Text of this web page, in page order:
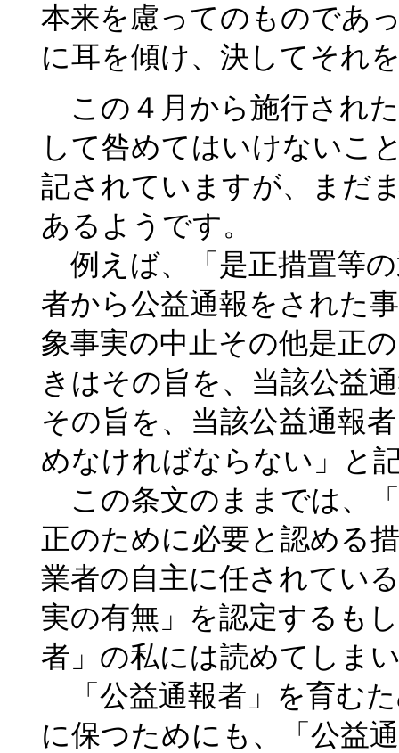
本来を慮ってのものであ
に耳を傾け、決してそれ
この４月から施行され
して咎めてはいけないこ
記されていますが、まだ
あるようです。
例えば、「是正措置等
者から公益通報をされた
象事実の中止その他是正
きはその旨を、当該公益
その旨を、当該公益通報
めなければならない」と
この条文のままでは、
正のために必要と認める
業者の自主に任されてい
実の有無」を認定するも
者」の私には読めてしま
「公益通報者」を育む
に保つためにも、「公益